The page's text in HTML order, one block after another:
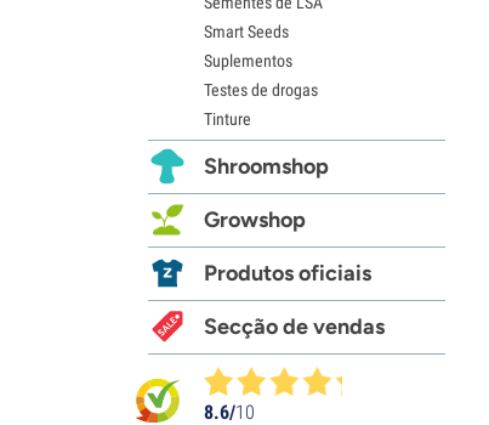
Smart Seeds
Suplementos
Testes de drogas
Tinture
Shroomshop
Growshop
Produtos oficiais
Secção de vendas
8.6/10